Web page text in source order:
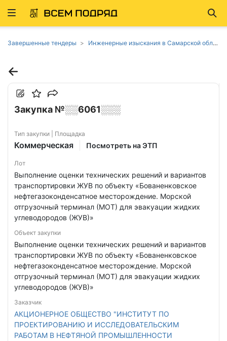
Развернуть
Завершенные тендеры Инженерные изыскания в Самарской области
Закупка №░░6061░░░
Тип закупки | Площадка
Коммерческая Посмотреть на ЭТП
Лот
Выполнение оценки технических решений и вариантов
транспортировки ЖУВ по объекту «Бованенковское
нефтегазоконденсатное месторождение. Морской
отгрузочный терминал (МОТ) для эвакуации жидких
углеводородов (ЖУВ)»
Объект закупки
Выполнение оценки технических решений и вариантов
транспортировки ЖУВ по объекту «Бованенковское
нефтегазоконденсатное месторождение. Морской
отгрузочный терминал (МОТ) для эвакуации жидких
углеводородов (ЖУВ)»
Заказчик
АКЦИОНЕРНОЕ ОБЩЕСТВО "ИНСТИТУТ ПО
ПРОЕКТИРОВАНИЮ И ИССЛЕДОВАТЕЛЬСКИМ
РАБОТАМ В НЕФТЯНОЙ ПРОМЫШЛЕННОСТИ